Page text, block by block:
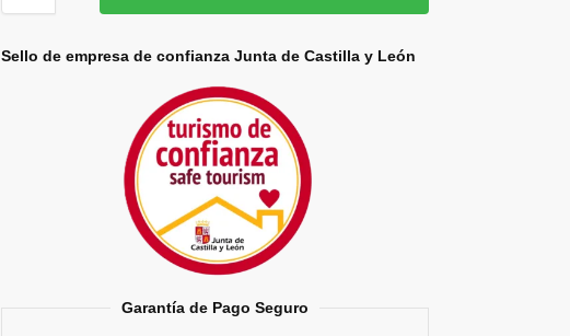
Sello de empresa de confianza Junta de Castilla y León
Garantía de Pago Seguro